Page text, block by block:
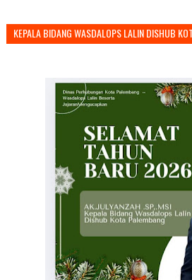
KEPALA BIDANG WASDALOPS LALIN DISHUB